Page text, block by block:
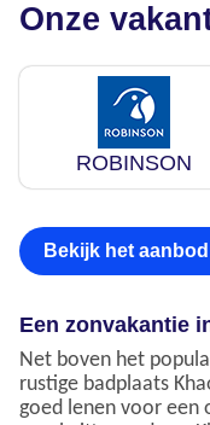
Onze
ROBINSON
Bekijk het
Een zonvakantie
Net boven het
rustige badplaats
goed lenen voor een